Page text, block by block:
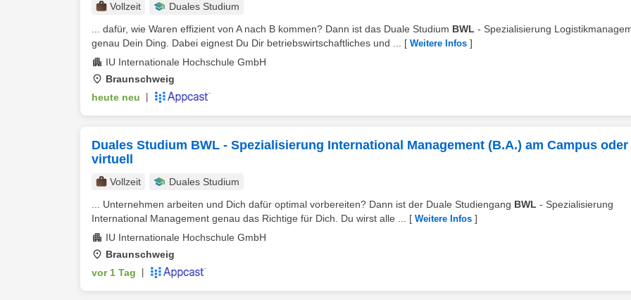
Vollzeit
Duales Studium
... dafür, wie Waren effizient von A nach B kommen? Dann ist das Duale Studium BWL - Spezialisierung
genau Dein Ding. Dabei eignest Du Dir betriebswirtschaftliches und ...
[ Weitere Infos ]
IU Internationale Hochschule GmbH
Braunschweig
heute neu
Duales Studium BWL - Spezialisierung International Management (B.A.) am Campus oder
virtuell
Vollzeit
Duales Studium
... Unternehmen arbeiten und Dich dafür optimal vorbereiten? Dann ist der Duale Studiengang BWL - Spezialisierung
International Management genau das Richtige für Dich. Du wirst alle ...
[ Weitere Infos ]
IU Internationale Hochschule GmbH
Braunschweig
vor 1 Tag